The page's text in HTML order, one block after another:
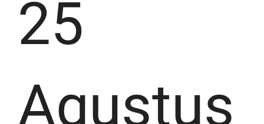
25
Agustus